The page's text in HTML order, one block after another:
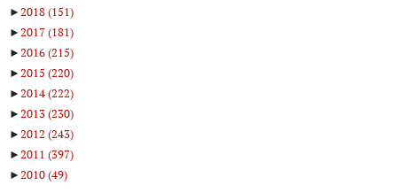
►2018(151)
►2017(181)
►2016(215)
►2015 (220)
►2014(222)
►2013(230)
►2012 (243)
►2011 (397)
►2010(49)